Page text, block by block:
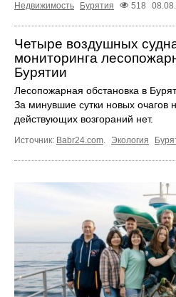
Недвижимость
Бурятия 518
Четыре воздушных
мониторинга
Бурятии
Лесопожарная обстановка в
За минувшие сутки новых очагов
действующих возгораний нет.
Источник: Babr24.com Экология